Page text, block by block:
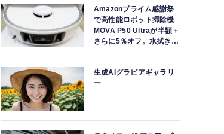
Amazonプライム感謝祭
で高性能ロボット掃除機
MOVA P50 Ultraが半額＋
さらに5％オフ。水拭きモ
生成AIグラビアギャラリ
ー